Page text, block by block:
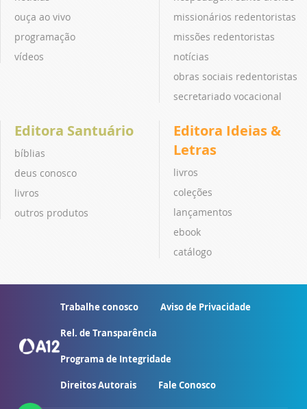
ouça ao vivo
programação
vídeos
missionários redentoristas
missões redentoristas
notícias
obras sociais redentoristas
secretariado vocacional
Editora Santuário
bíblias
deus conosco
livros
outros produtos
Editora Ideias &
Letras
livros
coleções
lançamentos
ebook
catálogo
Trabalhe conosco Aviso de Privacidade
Rel. de Transparência
Programa de Integridade
Direitos Autorais Fale Conosco